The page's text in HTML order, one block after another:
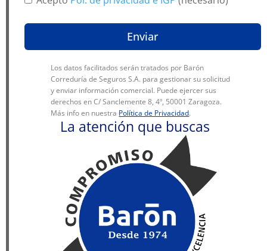
Enviar
Los datos facilitados serán tratados por Barón
Correduría de Seguros S.A. para gestionar su solicitud
y enviar información comercial. Puede ejercer sus
derechos en C/ Sanclemente 8, 4º, 50001 Zaragoza.
Más info en nuestra Política de Privacidad.
La atención que buscas